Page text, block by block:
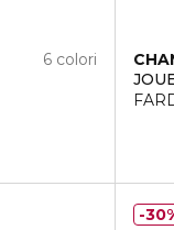
6 colori